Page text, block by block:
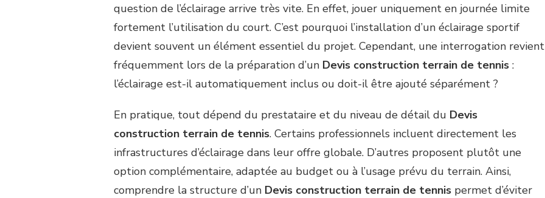
L’INSTALLATION
CONSTRUCTION
question de l’éclairage arrive très vite. En effet, jouer uniquement en journée limite
fortement l’utilisation du court. C’est pourquoi l’installation d’un éclairage sportif
devient souvent un élément essentiel du projet. Cependant, une interrogation revient
fréquemment lors de la préparation d’un Devis construction terrain de tennis :
l’éclairage est-il automatiquement inclus ou doit-il être ajouté séparément ?
En pratique, tout dépend du prestataire et du niveau de détail du Devis
construction terrain de tennis. Certains professionnels incluent directement les
infrastructures d’éclairage dans leur offre globale. D’autres proposent plutôt une
option complémentaire, adaptée au budget ou à l’usage prévu du terrain. Ainsi,
comprendre la structure d’un Devis construction terrain de tennis permet d’éviter